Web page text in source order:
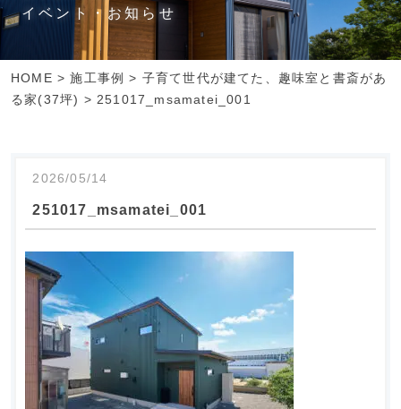
イベント・お知らせ
HOME >施工事例 > 子育て世代が建てた、趣味室と書斎があ
る家(37坪) > 251017_msamatei_001
251017_msamatei_001
2026/05/14